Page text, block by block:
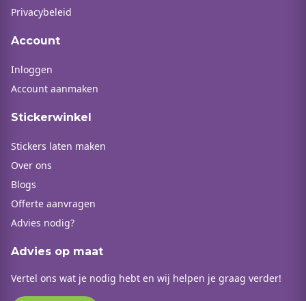
Privacybeleid
Account
Inloggen
Account aanmaken
Stickerwinkel
Stickers laten maken
Over ons
Blogs
Offerte aanvragen
Advies nodig?
Advies op maat
Vertel ons wat je nodig hebt en wij helpen je graag verder!